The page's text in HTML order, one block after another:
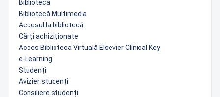
Bibliotecă
Bibliotecă Multimedia
Accesul la bibliotecă
Cărţi achiziţionate
Acces Biblioteca Virtuală Elsevier Clinical Key
e-Learning
Studenți
Avizier studenți
Consiliere studenți